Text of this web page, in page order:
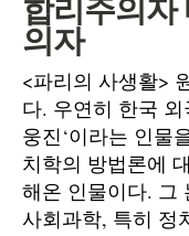
합리주의자
의자
<파리의 사생활>
다. 우연히 한국
웅진‘이라는 인물
치학의 방법론에
해온 인물이다. 그
사회과학, 특히 정